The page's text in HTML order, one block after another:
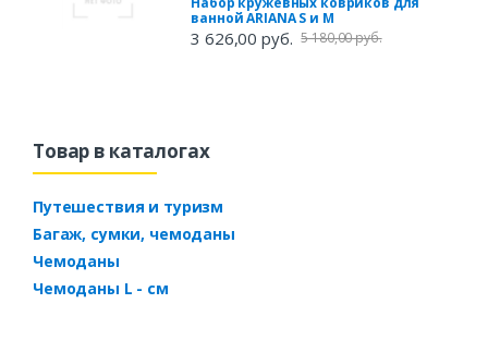
ванной ARIANA S и M
3 626,00 руб. 5 180,00 руб.
Товар в каталогах
Путешествия и туризм
Багаж, сумки, чемоданы
Чемоданы
Чемоданы L - см